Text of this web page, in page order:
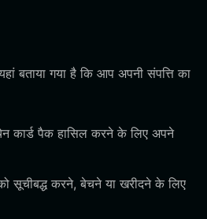
बताया गया है कि आप अपनी संपत्ति का
कार्ड पैक हासिल करने के लिए अपने
सूचीबद्ध करने, बेचने या खरीदने के लिए